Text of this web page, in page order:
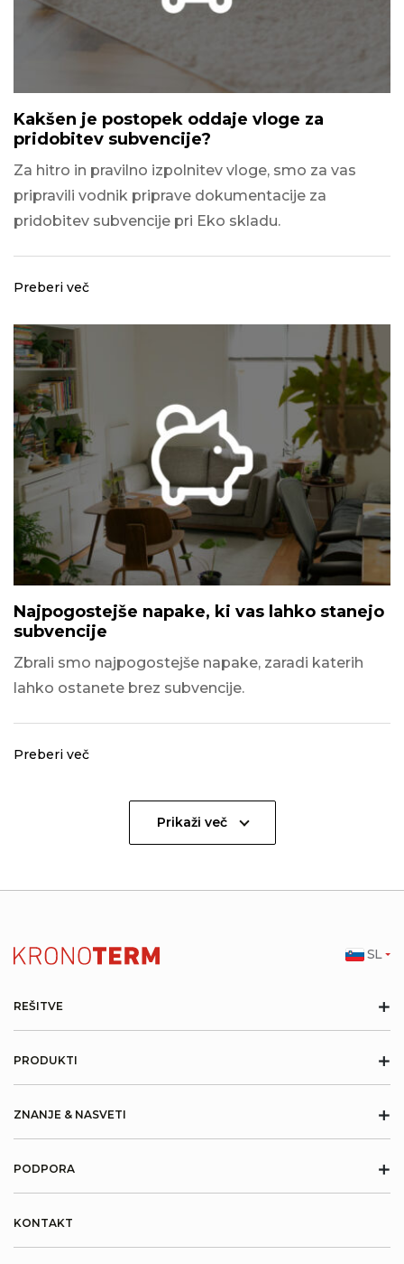
Kakšen je postopek oddaje vloge za
pridobitev subvencije?
Za hitro in pravilno izpolnitev vloge, smo za vas
pripravili vodnik priprave dokumentacije za
pridobitev subvencije pri Eko skladu.
Preberi več
Najpogostejše napake, ki vas lahko stanejo
subvencije
Zbrali smo najpogostejše napake, zaradi katerih
lahko ostanete brez subvencije.
Preberi več
Prikaži več
REŠITVE +
PRODUKTI +
ZNANJE & NASVETI +
PODPORA +
KONTAKT
SL